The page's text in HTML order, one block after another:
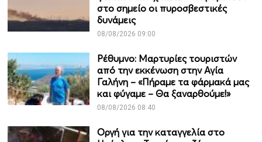
στο σημείο οι πυροσβεστικές
δυνάμεις
08/08/2026 09:00
Ρέθυμνο: Μαρτυρίες τουριστών
από την εκκένωση στην Αγία
Γαλήνη – «Πήραμε τα φάρμακά μας
και φύγαμε – Θα ξαναρθούμε!»
08/08/2026 08:40
Οργή για την καταγγελία στο